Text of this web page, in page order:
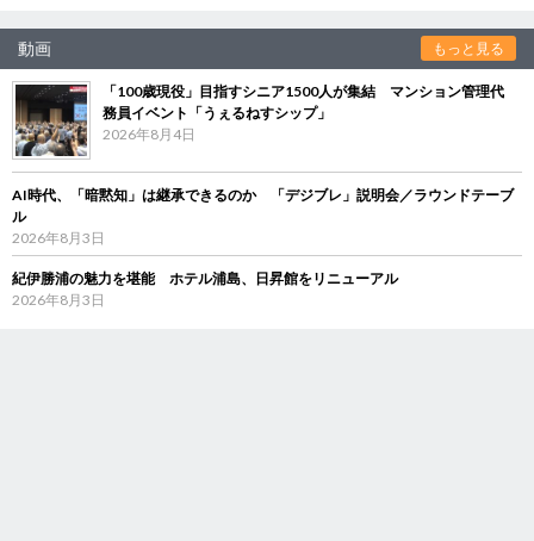
動画 もっと見る
「100歳現役」目指すシニア1500人が集結 マンション管理代
務員イベント「うぇるねすシップ」
2026年8月4日
AI時代、「暗黙知」は継承できるのか 「デジブレ」説明会／ラウンドテーブ
ル
2026年8月3日
紀伊勝浦の魅力を堪能 ホテル浦島、日昇館をリニューアル
2026年8月3日